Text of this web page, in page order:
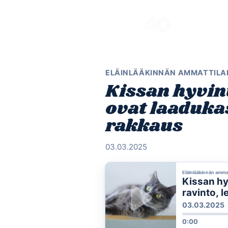
ELÄINLÄÄKINNÄN
Kissan
ovat
rakkaus
03.03.2025
Eläinlääkinnän
Kissan
ravinto,
03.03.2025
0:00